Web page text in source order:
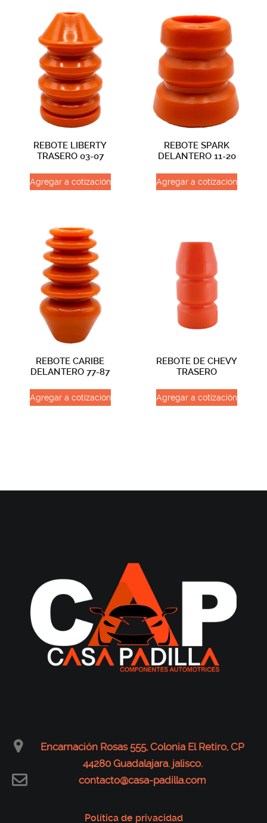
REBOTE LIBERTY
TRASERO 03-07
Agregar a cotización
REBOTE SPARK
DELANTERO 11-20
Agregar a cotización
REBOTE CARIBE
DELANTERO 77-87
Agregar a cotización
REBOTE DE CHEVY
TRASERO
Agregar a cotización
Encarnación Rosas 555, Colonia El Retiro, CP
44280 Guadalajara. jalisco.
contacto@casa-padilla.com
Política de privacidad